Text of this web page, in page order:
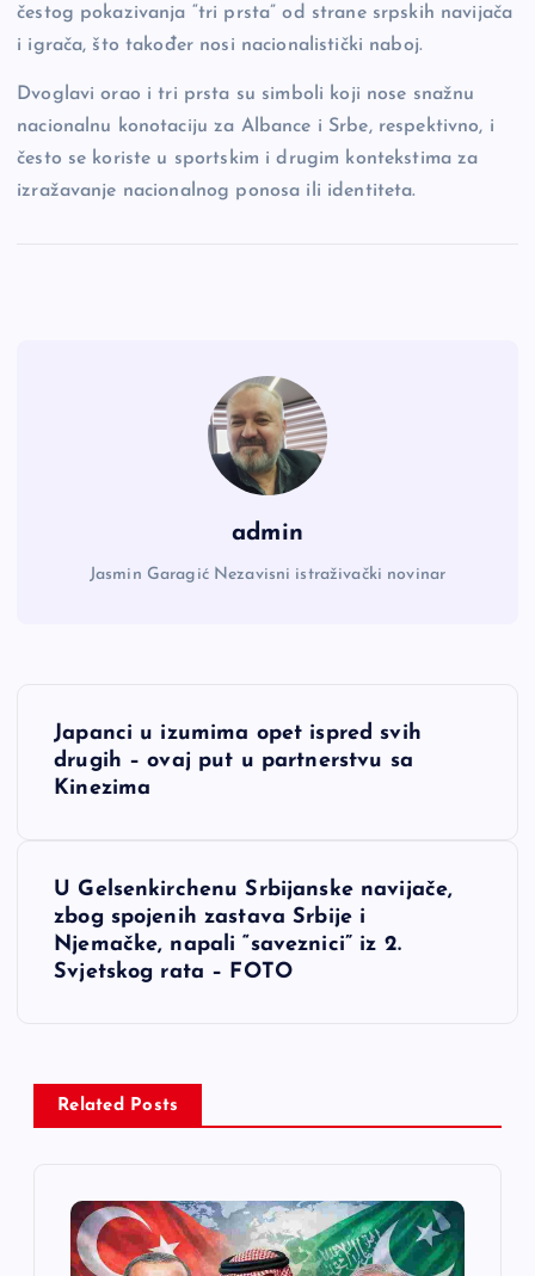
čestog pokazivanja “tri prsta” od strane srpskih navijača
i igrača, što također nosi nacionalistički naboj.
Dvoglavi orao i tri prsta su simboli koji nose snažnu
nacionalnu konotaciju za Albance i Srbe, respektivno, i
često se koriste u sportskim i drugim kontekstima za
izražavanje nacionalnog ponosa ili identiteta.
admin
Jasmin Garagić Nezavisni istraživački novinar
NJapanci u izumima opet ispred svih
drugih – ovaj put u partnerstvu sa
Kinezima
U Gelsenkirchenu Srbijanske navijače,
zbog spojenih zastava Srbije i
Njemačke, napali “saveznici” iz 2.
Svjetskog rata – FOTO
Related Posts